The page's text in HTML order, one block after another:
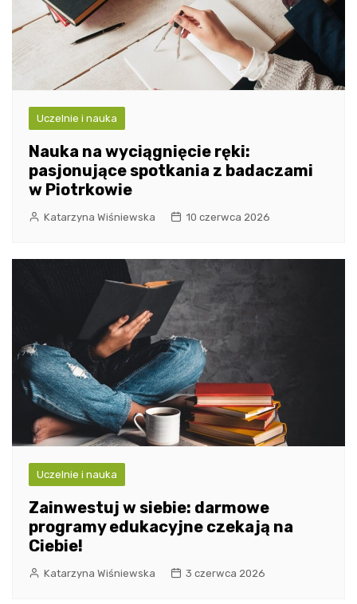
Uczelnie i nauka
Nauka na wyciągnięcie ręki:
pasjonujące spotkania z badaczami
w Piotrkowie
Katarzyna Wiśniewska 10 czerwca 2026
Uczelnie i nauka
Zainwestuj w siebie: darmowe
programy edukacyjne czekają na
Ciebie!
Katarzyna Wiśniewska 3 czerwca 2026